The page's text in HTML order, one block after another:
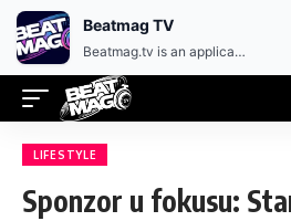
LIFESTYLE
Sponzor u fokusu:
Beatmag TV
Beatmag.tv is an application designed for fans of electronic music.